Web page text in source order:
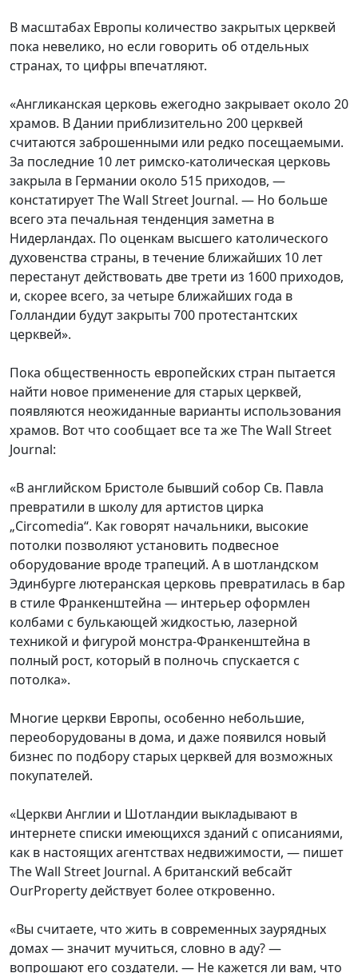
В масштабах Европы количество закрытых церквей
пока невелико, но если говорить об отдельных
странах, то цифры впечатляют.
«Англиканская церковь ежегодно закрывает около 20
храмов. В Дании приблизительно 200 церквей
считаются заброшенными или редко посещаемыми.
За последние 10 лет римско-католическая церковь
закрыла в Германии около 515 приходов, —
констатирует The Wall Street Journal. — Но больше
всего эта печальная тенденция заметна в
Нидерландах. По оценкам высшего католического
духовенства страны, в течение ближайших 10 лет
перестанут действовать две трети из 1600 приходов,
и, скорее всего, за четыре ближайших года в
Голландии будут закрыты 700 протестантских
церквей».
Пока общественность европейских стран пытается
найти новое применение для старых церквей,
появляются неожиданные варианты использования
храмов. Вот что сообщает все та же The Wall Street
Journal:
«В английском Бристоле бывший собор Св. Павла
превратили в школу для артистов цирка
„Circomedia“. Как говорят начальники, высокие
потолки позволяют установить подвесное
оборудование вроде трапеций. А в шотландском
Эдинбурге лютеранская церковь превратилась в бар
в стиле Франкенштейна — интерьер оформлен
колбами с булькающей жидкостью, лазерной
техникой и фигурой монстра-Франкенштейна в
полный рост, который в полночь спускается с
потолка».
Многие церкви Европы, особенно небольшие,
переоборудованы в дома, и даже появился новый
бизнес по подбору старых церквей для возможных
покупателей.
«Церкви Англии и Шотландии выкладывают в
интернете списки имеющихся зданий с описаниями,
как в настоящих агентствах недвижимости, — пишет
The Wall Street Journal. А британский вебсайт
OurProperty действует более откровенно.
«Вы считаете, что жить в современных заурядных
домах — значит мучиться, словно в аду? —
вопрошают его создатели. — Не кажется ли вам, что